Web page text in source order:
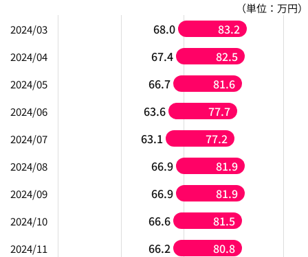
（単位：万円）
2024/03
68.0 83.2
2024/04 67.4 82.5
2024/05 66.7 81.6
2024/06 63.6 77.7
2024/07 63.1 77.2
2024/08 66.9 81.9
2024/09 66.9 81.9
2024/10 66.6 81.5
2024/11 66.2 80.8